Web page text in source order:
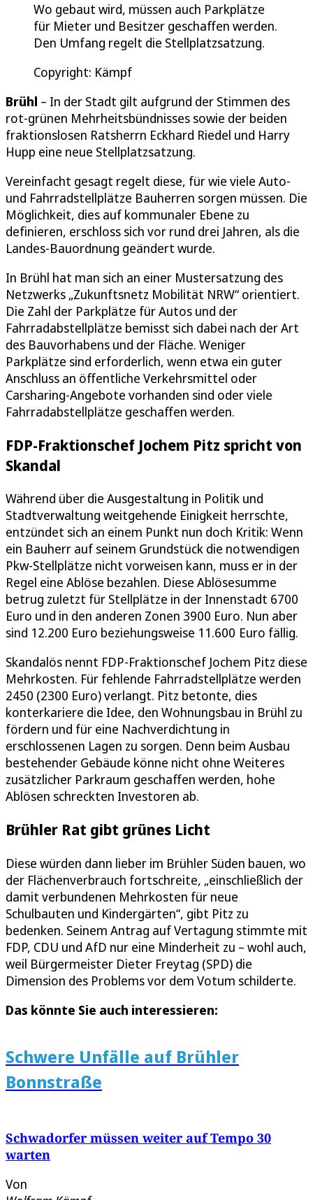
Wo gebaut wird, müssen auch Parkplätze
für Mieter und Besitzer geschaffen werden.
Den Umfang regelt die Stellplatzsatzung.
Copyright: Kämpf
Brühl – In der Stadt gilt aufgrund der Stimmen des
rot-grünen Mehrheitsbündnisses sowie der beiden
fraktionslosen Ratsherrn Eckhard Riedel und Harry
Hupp eine neue Stellplatzsatzung.
Vereinfacht gesagt regelt diese, für wie viele Auto-
und Fahrradstellplätze Bauherren sorgen müssen. Die
Möglichkeit, dies auf kommunaler Ebene zu
definieren, erschloss sich vor rund drei Jahren, als die
Landes-Bauordnung geändert wurde.
In Brühl hat man sich an einer Mustersatzung des
Netzwerks „Zukunftsnetz Mobilität NRW“ orientiert.
Die Zahl der Parkplätze für Autos und der
Fahrradabstellplätze bemisst sich dabei nach der Art
des Bauvorhabens und der Fläche. Weniger
Parkplätze sind erforderlich, wenn etwa ein guter
Anschluss an öffentliche Verkehrsmittel oder
Carsharing-Angebote vorhanden sind oder viele
Fahrradabstellplätze geschaffen werden.
FDP-Fraktionschef Jochem Pitz spricht von
Skandal
Während über die Ausgestaltung in Politik und
Stadtverwaltung weitgehende Einigkeit herrschte,
entzündet sich an einem Punkt nun doch Kritik: Wenn
ein Bauherr auf seinem Grundstück die notwendigen
Pkw-Stellplätze nicht vorweisen kann, muss er in der
Regel eine Ablöse bezahlen. Diese Ablösesumme
betrug zuletzt für Stellplätze in der Innenstadt 6700
Euro und in den anderen Zonen 3900 Euro. Nun aber
sind 12.200 Euro beziehungsweise 11.600 Euro fällig.
Skandalös nennt FDP-Fraktionschef Jochem Pitz diese
Mehrkosten. Für fehlende Fahrradstellplätze werden
2450 (2300 Euro) verlangt. Pitz betonte, dies
konterkariere die Idee, den Wohnungsbau in Brühl zu
fördern und für eine Nachverdichtung in
erschlossenen Lagen zu sorgen. Denn beim Ausbau
bestehender Gebäude könne nicht ohne Weiteres
zusätzlicher Parkraum geschaffen werden, hohe
Ablösen schreckten Investoren ab.
Brühler Rat gibt grünes Licht
Diese würden dann lieber im Brühler Süden bauen, wo
der Flächenverbrauch fortschreite, „einschließlich der
damit verbundenen Mehrkosten für neue
Schulbauten und Kindergärten“, gibt Pitz zu
bedenken. Seinem Antrag auf Vertagung stimmte mit
FDP, CDU und AfD nur eine Minderheit zu – wohl auch,
weil Bürgermeister Dieter Freytag (SPD) die
Dimension des Problems vor dem Votum schilderte.
Das könnte Sie auch interessieren:
Schwere Unfälle auf Brühler
Bonnstraße
Schwadorfer müssen weiter auf Tempo 30
warten
Von